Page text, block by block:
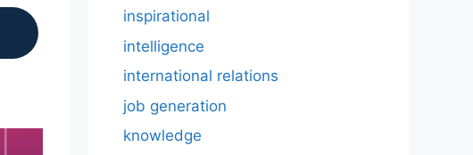
inspirational
intelligence
international relations
job generation
knowledge